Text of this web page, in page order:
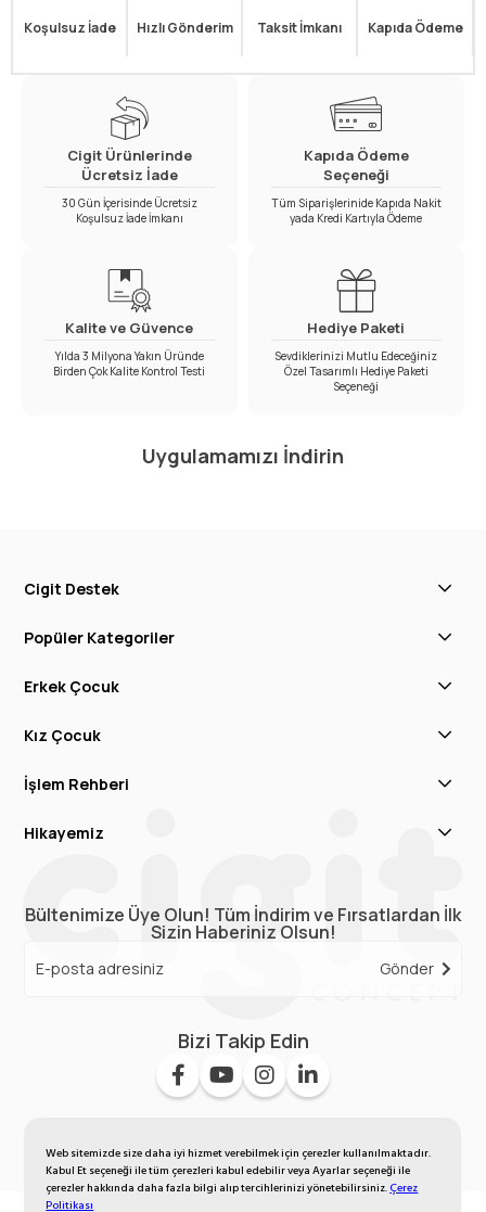
Web sitemizde size daha iyi hizmet verebilmek için çerezler kullanılmaktadır.
Kabul Et seçeneği ile tüm çerezleri kabul edebilir veya Ayarlar seçeneği ile
çerezler hakkında daha fazla bilgi alıp tercihlerinizi yönetebilirsiniz.Çerez
Politikası
Koşulsuz İade Hızlı Gönderim Taksit İmkanı Kapıda Ödeme
Cigit Ürünlerinde
Ücretsiz İade
30 Gün İçerisinde Ücretsiz
Koşulsuz İade İmkanı
Kapıda Ödeme
Seçeneği
Tüm Siparişlerinide Kapıda Nakit
yada Kredi Kartıyla Ödeme
Kalite ve Güvence
Yılda 3 Milyona Yakın Üründe
Birden Çok Kalite Kontrol Testi
Hediye Paketi
Sevdiklerinizi Mutlu Edeceğiniz
Özel Tasarımlı Hediye Paketi
Seçeneği
Uygulamamızı İndirin
Cigit Destek
Popüler Kategoriler
Erkek Çocuk
Kız Çocuk
İşlem Rehberi
Hikayemiz
Bültenimize Üye Olun! Tüm İndirim ve Fırsatlardan İlk
Sizin Haberiniz Olsun!
Gönder
Bizi Takip Edin